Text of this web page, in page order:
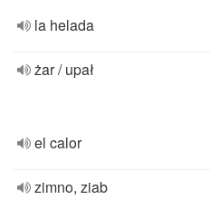
la helada
żar / upał
el calor
zimno, ziab